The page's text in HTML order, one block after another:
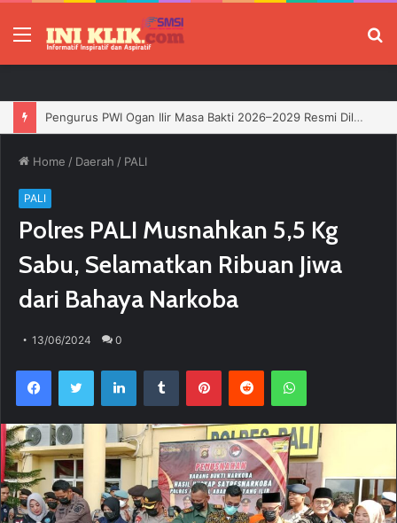
Menu
Jelang HUT RI, 3 Sumur Infill Baru di Zona 4 Dukung Kedaulatan Energi
Home / Daerah / PALI
PALI
Polres PALI Musnahkan 5,5 Kg
Sabu, Selamatkan Ribuan Jiwa
dari Bahaya Narkoba
13/06/2024 0